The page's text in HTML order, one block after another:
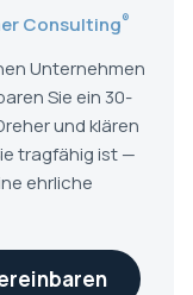
Consulting®
Unternehmen
Sie ein 30-
und klären
tragfähig ist —
ehrliche